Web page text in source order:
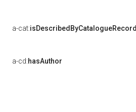
a-cat:isDescribedByCatalogueRecord
a-cd:hasAuthor